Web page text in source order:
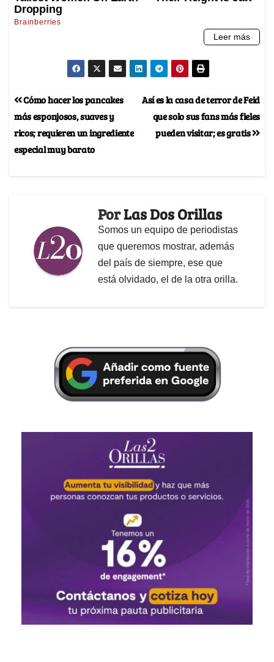
Así es la casa de terror de Feid
que solo sus fans más fieles
pueden visitar; es gratis
Cómo hacer los pancakes
más esponjosos, suaves y
ricos; requieren un ingrediente
especial muy barato
PorLas Dos Orillas
Somos un equipo de periodistas
que queremos mostrar, además
del país de siempre, ese que
está olvidado, el de la otra orilla.